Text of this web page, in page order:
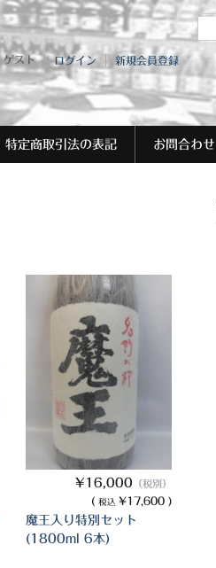
ゲスト ログイン 新規会員登録
特定商取引法の表記 お問合わせ
¥16,000 （税別）
( 税込 ¥17,600 )
魔王入り特別セット
(1800ml 6本)